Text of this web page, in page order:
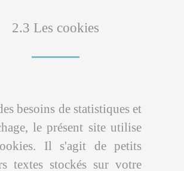
2.3 Les cookies
besoins de statistiques et
le présent site utilise
Il s'agit de petits
textes stockés sur votre